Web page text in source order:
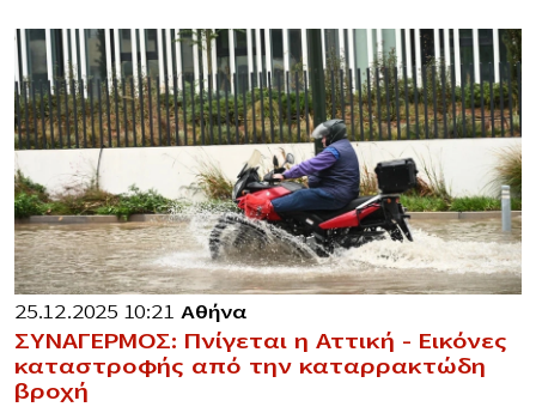
25.12.2025 10:21 Αθήνα
ΣΥΝΑΓΕΡΜΟΣ: Πνίγεται η Αττική – Εικόνες
καταστροφής από την καταρρακτώδη
βροχή